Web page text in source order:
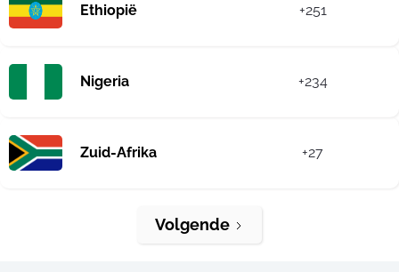
Ethiopië +251
Nigeria +234
Zuid-Afrika +27
Volgende